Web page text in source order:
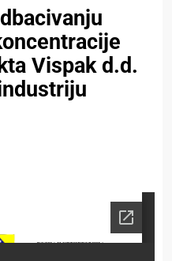
Vispak d.d.